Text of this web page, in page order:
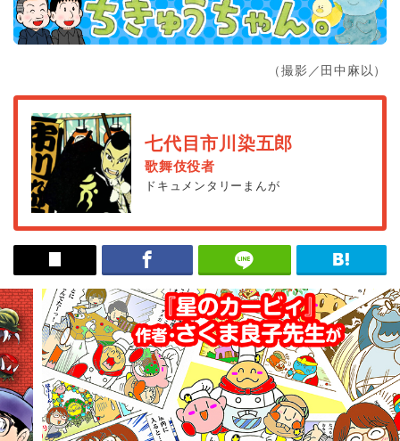
（撮影／田中麻以）
七代目市川染五郎
歌舞伎役者
ドキュメンタリーまんが